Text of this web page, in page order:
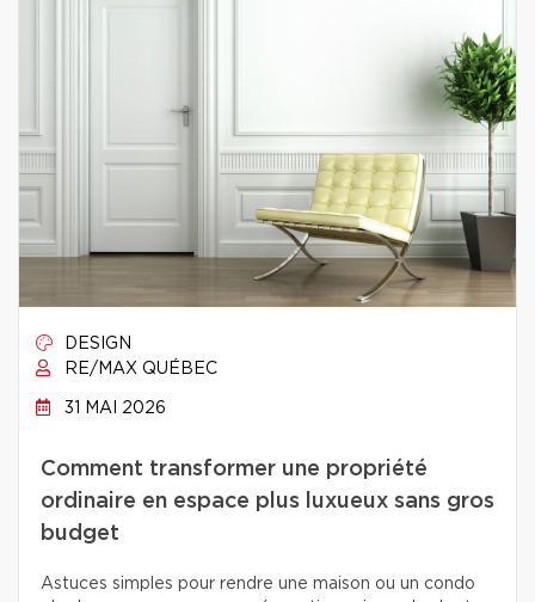
DESIGN
RE/MAX QUÉBEC
31 MAI 2026
Comment transformer une propriété
ordinaire en espace plus luxueux sans gros
budget
Astuces simples pour rendre une maison ou un condo